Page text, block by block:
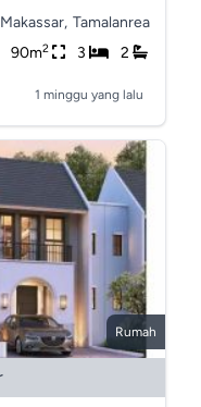
Makassar, Tamalanrea
90m2 3 2
1 minggu yang lalu
Rumah